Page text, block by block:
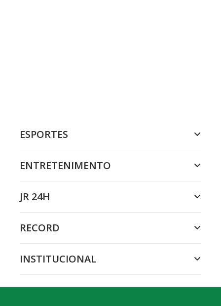
ESPORTES
ENTRETENIMENTO
JR 24H
RECORD
INSTITUCIONAL